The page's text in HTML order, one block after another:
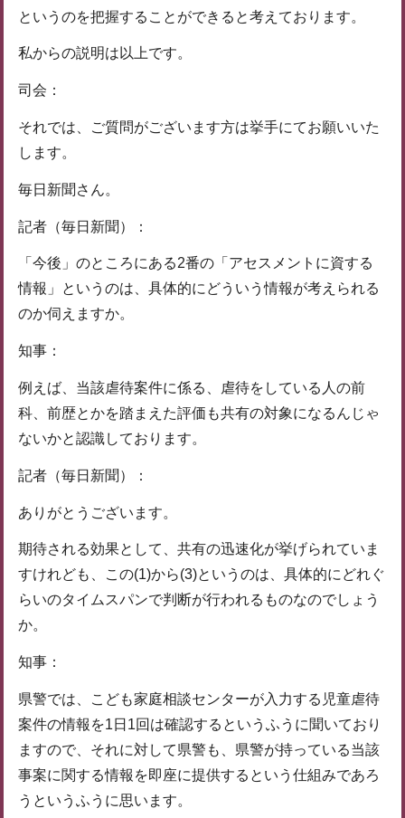
というのを把握することができると考えております。
私からの説明は以上です。
司会：
それでは、ご質問がございます方は挙手にてお願いいた
します。
毎日新聞さん。
記者（毎日新聞）：
「今後」のところにある2番の「アセスメントに資する
情報」というのは、具体的にどういう情報が考えられる
のか伺えますか。
知事：
例えば、当該虐待案件に係る、虐待をしている人の前
科、前歴とかを踏まえた評価も共有の対象になるんじゃ
ないかと認識しております。
記者（毎日新聞）：
ありがとうございます。
期待される効果として、共有の迅速化が挙げられていま
すけれども、この(1)から(3)というのは、具体的にどれぐ
らいのタイムスパンで判断が行われるものなのでしょう
か。
知事：
県警では、こども家庭相談センターが入力する児童虐待
案件の情報を1日1回は確認するというふうに聞いており
ますので、それに対して県警も、県警が持っている当該
事案に関する情報を即座に提供するという仕組みであろ
うというふうに思います。